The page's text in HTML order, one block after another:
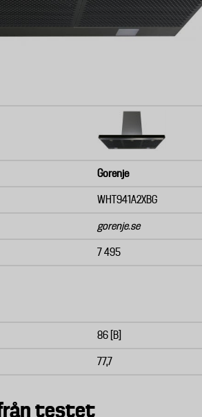
Gorenje
WHT941A2XBG
gorenje.se
7 495
86 [B]
77,7
testet